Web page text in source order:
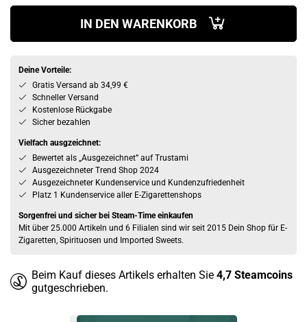
IN DEN WARENKORB
Deine Vorteile:
Gratis Versand ab 34,99 €
Schneller Versand
Kostenlose Rückgabe
Sicher bezahlen
Vielfach ausgzeichnet:
Bewertet als „Ausgezeichnet” auf Trustami
Ausgezeichneter Trend Shop 2024
Ausgezeichneter Kundenservice und Kundenzufriedenheit
Platz 1 Kundenservice aller E-Zigarettenshops
Sorgenfrei und sicher bei Steam-Time einkaufen
Mit über 25.000 Artikeln und 6 Filialen sind wir seit 2015 Dein Shop für E-
Zigaretten, Spirituosen und Imported Sweets.
Beim Kauf dieses Artikels erhalten Sie 4,7 Steamcoins
gutgeschrieben.